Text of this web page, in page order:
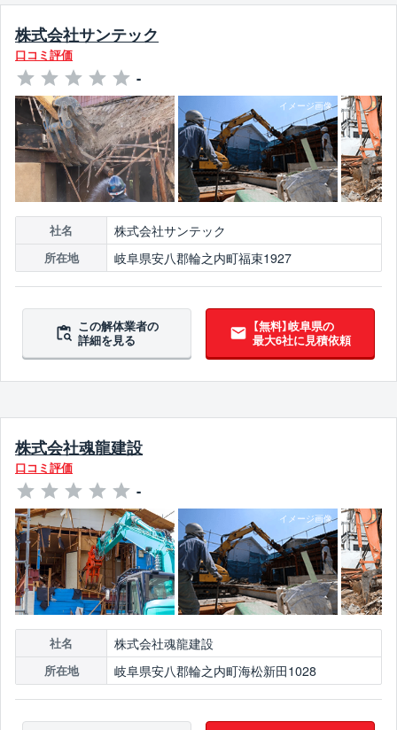
株式会社サンテック
口コミ評価
-
社名 株式会社サンテック
所在地 岐阜県安八郡輪之内町福束1927
この解体業者の
詳細を見る
【無料】岐阜県の
最大6社に見積依頼
株式会社魂龍建設
口コミ評価
-
社名 株式会社魂龍建設
所在地 岐阜県安八郡輪之内町海松新田1028